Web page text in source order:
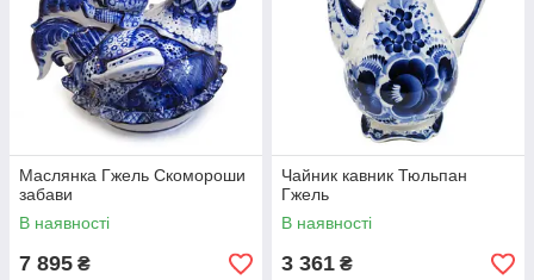
Маслянка Гжель Скомороши
забави
В наявності
7 895 ₴
Чайник кавник Тюльпан
Гжель
В наявності
3 361 ₴